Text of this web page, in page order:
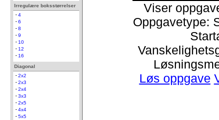
Irregulære boksstørrelser
4
6
8
9
10
12
16
Diagonal
2x2
2x3
2x4
3x3
2x5
4x4
5x5
Viser
Oppgavetype:
Løs oppgave